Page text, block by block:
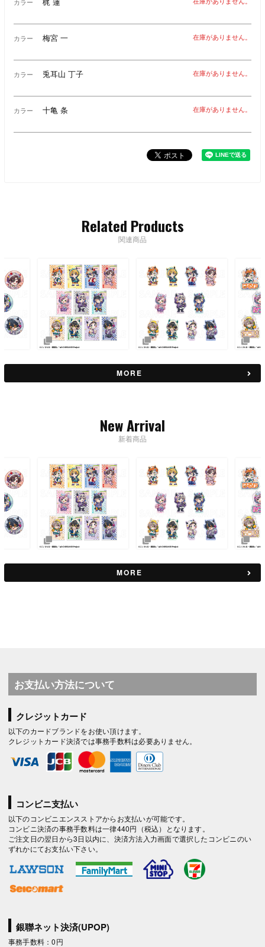
カラー 梅宮 一 在庫がありません。
カラー 兎耳山 丁子 在庫がありません。
カラー 十亀 条 在庫がありません。
Related Products
関連商品
MORE
New Arrival
新着商品
MORE
お支払い方法について
クレジットカード
以下のカードブランドをお使い頂けます。
クレジットカード決済では事務手数料は必要ありません。
コンビニ支払い
以下のコンビニエンスストアからお支払いが可能です。
コンビニ決済の事務手数料は一律440円（税込）となります。
ご注文日の翌日から3日以内に、決済方法入力画面で選択したコンビニのい
ずれかにてお支払い下さい。
銀聯ネット決済(UPOP)
事務手数料：0円